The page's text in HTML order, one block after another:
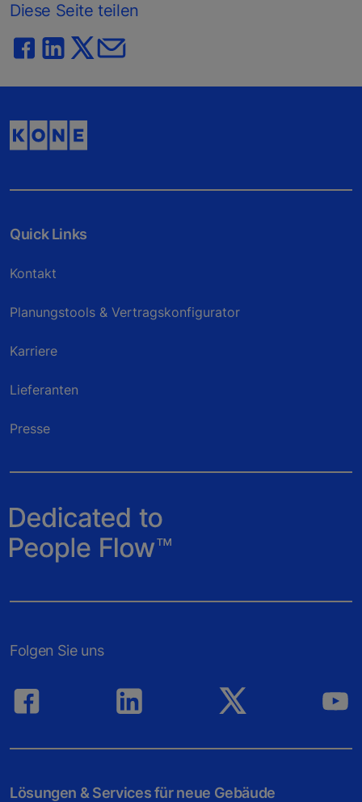
Diese Seite teilen
Quick Links
Kontakt
Planungstools & Vertragskonfigurator
Karriere
Lieferanten
Presse
Folgen Sie uns
Lösungen & Services für neue Gebäude